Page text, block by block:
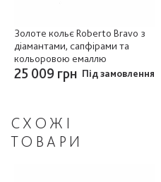
Золоте кольє Roberto Bravo з
діамантами, сапфірами та
кольоровою емаллю
25 009 грн Під замовлення
СХОЖІ
ТОВАРИ